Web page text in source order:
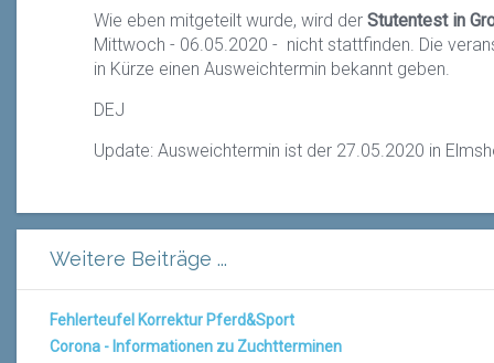
Wie eben mitgeteilt wurde, wird der Stutentest in
Mittwoch - 06.05.2020 - nicht stattfinden. Die
in Kürze einen Ausweichtermin bekannt geben.
DEJ
Update: Ausweichtermin ist der 27.05.2020 in
Weitere Beiträge ...
Fehlerteufel Korrektur Pferd&Sport
Corona - Informationen zu Zuchtterminen